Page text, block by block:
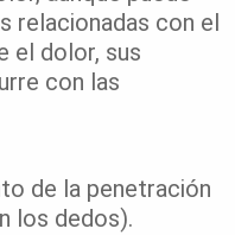
relacionadas con el
el dolor, sus
con las
de la penetración
los dedos).